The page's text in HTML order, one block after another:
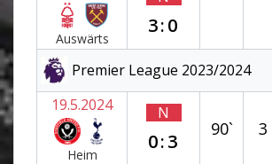
Auswärts
3:0
Premier League 2023/2024
19.5.2024
Heim
N
0:3
90` 3